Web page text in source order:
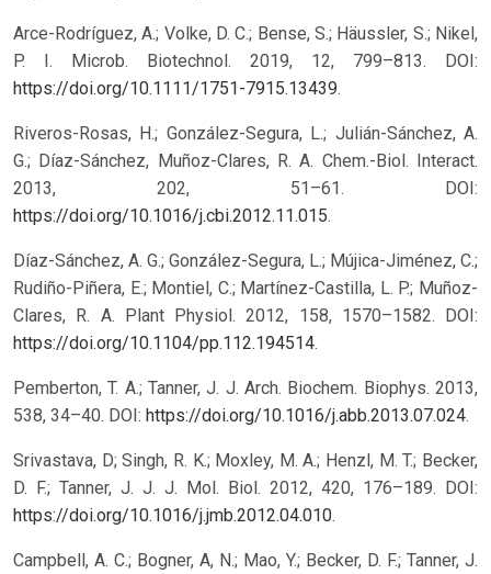
Arce-Rodríguez, A.; Volke, D. C.; Bense, S.; Häussler, S.; Nikel,
P. I. Microb. Biotechnol. 2019, 12, 799–813. DOI:
https://doi.org/10.1111/1751-7915.13439.
Riveros-Rosas, H.; González-Segura, L.; Julián-Sánchez, A.
G.; Díaz-Sánchez, Muñoz-Clares, R. A. Chem.-Biol. Interact.
2013, 202, 51–61. DOI:
https://doi.org/10.1016/j.cbi.2012.11.015.
Díaz-Sánchez, A. G.; González-Segura, L.; Mújica-Jiménez, C.;
Rudiño-Piñera, E.; Montiel, C.; Martínez-Castilla, L. P.; Muñoz-
Clares, R. A. Plant Physiol. 2012, 158, 1570–1582. DOI:
https://doi.org/10.1104/pp.112.194514.
Pemberton, T. A.; Tanner, J. J. Arch. Biochem. Biophys. 2013,
538, 34–40. DOI: https://doi.org/10.1016/j.abb.2013.07.024.
Srivastava, D; Singh, R. K.; Moxley, M. A.; Henzl, M. T.; Becker,
D. F.; Tanner, J. J. J. Mol. Biol. 2012, 420, 176–189. DOI:
https://doi.org/10.1016/j.jmb.2012.04.010.
Campbell, A. C.; Bogner, A, N.; Mao, Y.; Becker, D. F.; Tanner, J.